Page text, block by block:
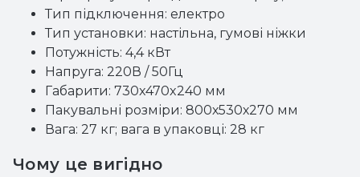
Тип підключення: електро
Тип установки: настільна, гумові ніжки
Потужність: 4,4 кВт
Напруга: 220В / 50Гц
Габарити: 730x470x240 мм
Пакувальні розміри: 800х530х270 мм
Вага: 27 кг; вага в упаковці: 28 кг
Чому це вигідно